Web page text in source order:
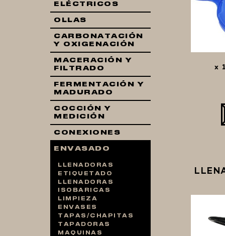
ELÉCTRICOS
OLLAS
CARBONATACIÓN
Y OXIGENACIÓN
MACERACIÓN Y
FILTRADO
FERMENTACIÓN Y
MADURADO
COCCIÓN Y
MEDICIÓN
CONEXIONES
ENVASADO
LLENADORAS
ETIQUETADO
LLENADORAS
ISOBARICAS
LIMPIEZA
ENVASES
TAPAS/CHAPITAS
TAPADORAS
MAQUINAS
x